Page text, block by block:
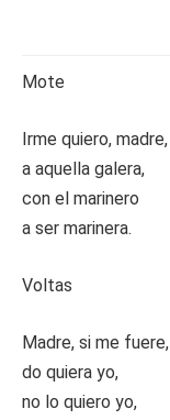
Mote
Irme quiero, madre,
a aquella galera,
con el marinero
a ser marinera.
Voltas
Madre, si me fuere,
do quiera yo,
no lo quiero yo,